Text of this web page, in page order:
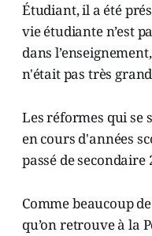
Étudiant, il a été
vie étudiante n’est
dans
n'était pas très
Les réformes qui se
en cours d'années
passé de
Comme beaucoup
qu’on retrouve à la